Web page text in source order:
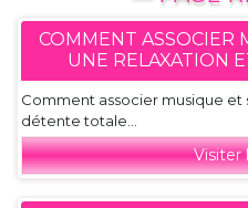
COMMENT ASSOCIER
UNE RELAXATION
Comment associer musique
détente totale...
Visiter